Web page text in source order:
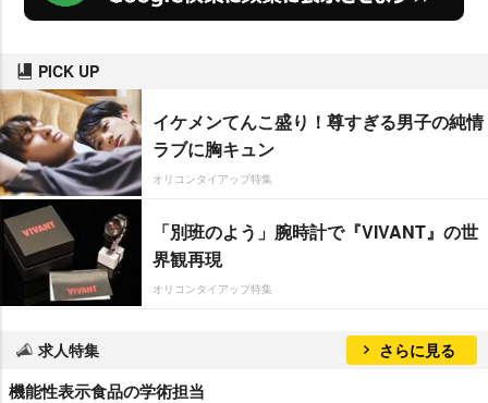
PICK UP
イケメンてんこ盛り！尊すぎる男子の純情
ラブに胸キュン
オリコンタイアップ特集
「別班のよう」腕時計で『VIVANT』の世
界観再現
オリコンタイアップ特集
求人特集 さらに見る
機能性表示食品の学術担当